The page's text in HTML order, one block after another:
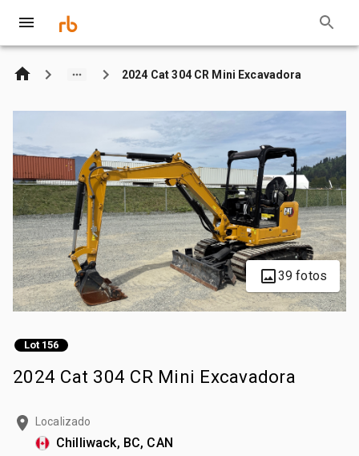
2024 Cat 304 CR Mini Excavadora
39 fotos
Lot 156
2024 Cat 304 CR Mini Excavadora
Localizado
Chilliwack, BC, CAN